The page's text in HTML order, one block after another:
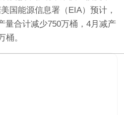
国能源信息署（EIA）预计，
量合计减少750万桶，4月减产
桶。